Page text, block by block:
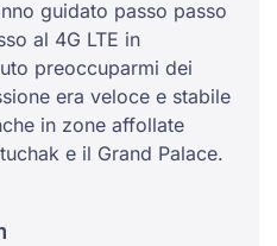
guidato passo passo
al 4G LTE in
preoccuparmi dei
era veloce e stabile
in zone affollate
e il Grand Palace.